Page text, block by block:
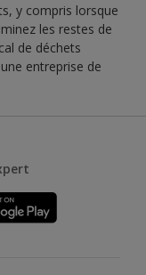
y compris lorsque
les restes de
de déchets
entreprise de